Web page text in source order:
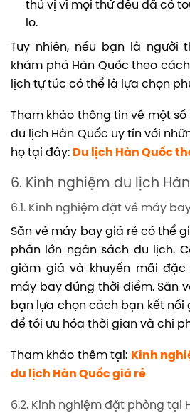
thú vị vì mọi thứ đều đã có
lo.
Tuy nhiên, nếu bạn là người
khám phá Hàn Quốc theo
lịch tự túc có thể là lựa chọn
Tham khảo thông tin về một
du lịch Hàn Quốc uy tín với
họ tại đây: Du lịch Hàn Quốc
6. Kinh nghiệm du lịch
6.1. Kinh nghiệm đặt vé máy
Săn vé máy bay giá rẻ có thể
phần lớn ngân sách du lịch.
giảm giá và khuyến mãi
máy bay đúng thời điểm. Săn
bạn lựa chọn cách bạn kết
để tối ưu hóa thời gian và chi
Tham khảo thêm tại: Kinh
du lịch Hàn Quốc giá rẻ
6.2. Kinh nghiệm đặt phòng tại